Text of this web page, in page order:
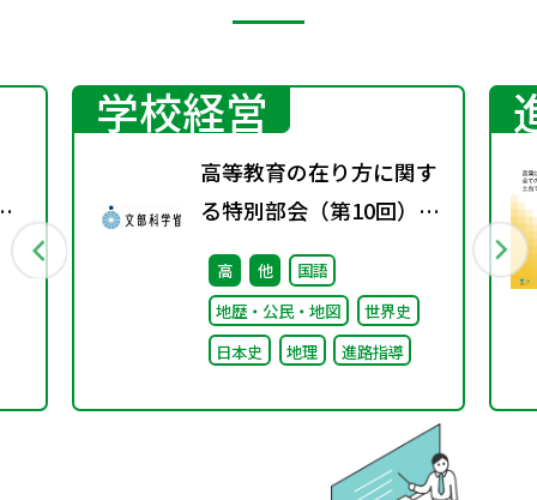
学校経営
高等教育の在り方に関す
る特別部会（第10回）配
付資料
高 他
国語
地歴・公民・地図
世界史
日本史
地理 進路指導